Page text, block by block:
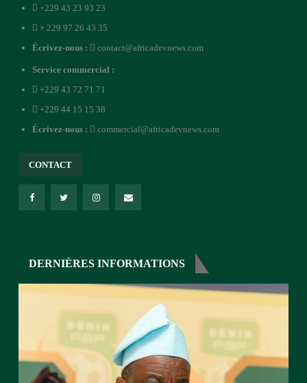
+229 43 23 93 23
+ 229 97 26 43 35
Écrivez-nous :
contact@africadevnews.com
Service commercial :
+229 43 72 71 71
+229 44 15 15 38
Écrivez-nous :
commercial@africadevnews.com
CONTACT
DERNIÈRES INFORMATIONS